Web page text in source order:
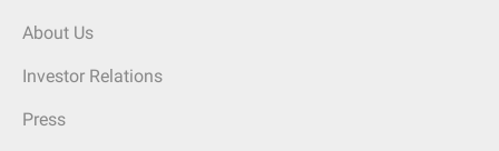
About Us
Investor Relations
Press